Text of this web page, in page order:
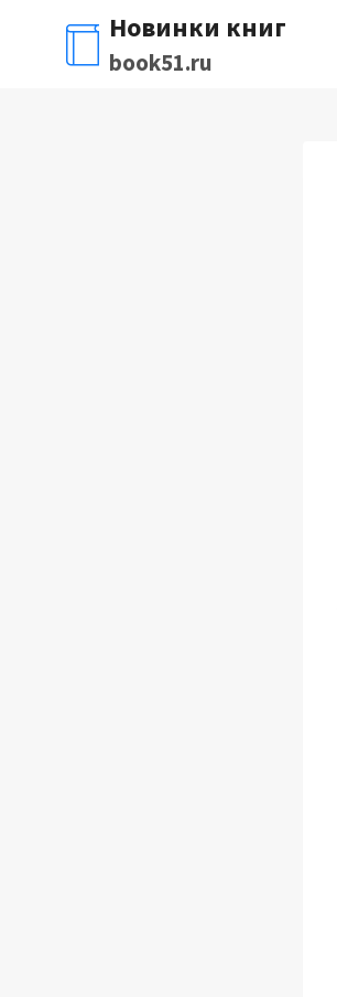
содержимому
Новинки книг
book51.ru